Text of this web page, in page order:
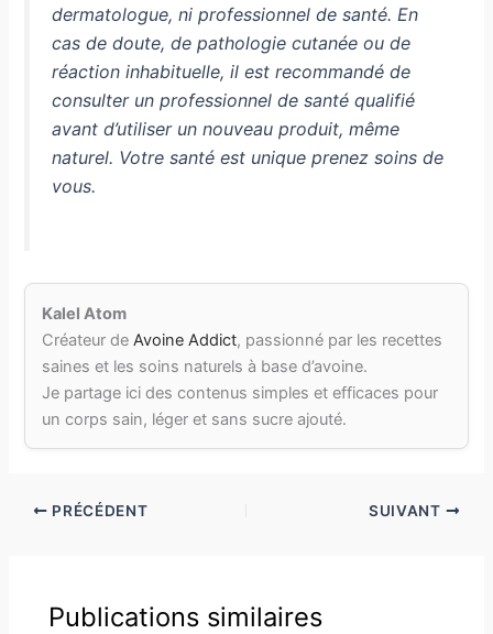
dermatologue, ni professionnel de santé.En
cas de doute, de pathologie cutanée ou de
réaction inhabituelle, il est recommandé de
consulter un professionnel de santé qualifié
avant d’utiliser un nouveau produit, même
naturel. Votre santé est unique prenez soins de
vous.
Kalel Atom
Créateur deAvoine Addict, passionné par les recettes
saines et les soins naturels à base d’avoine.
Je partage ici des contenus simples et efficaces pour
un corps sain, léger et sans sucre ajouté.
PRÉCÉDENT SUIVANT
Publications similaires